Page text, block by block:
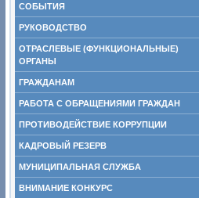
СОБЫТИЯ
РУКОВОДСТВО
ОТРАСЛЕВЫЕ (ФУНКЦИОНАЛЬНЫЕ)
ОРГАНЫ
ГРАЖДАНАМ
РАБОТА С ОБРАЩЕНИЯМИ ГРАЖДАН
ПРОТИВОДЕЙСТВИЕ КОРРУПЦИИ
КАДРОВЫЙ РЕЗЕРВ
МУНИЦИПАЛЬНАЯ СЛУЖБА
ВНИМАНИЕ КОНКУРС